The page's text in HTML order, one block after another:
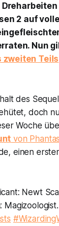
2 auf
Nun
zweiten Teils
des
doch
Woche
von
einen
Newt
Magizoologist.